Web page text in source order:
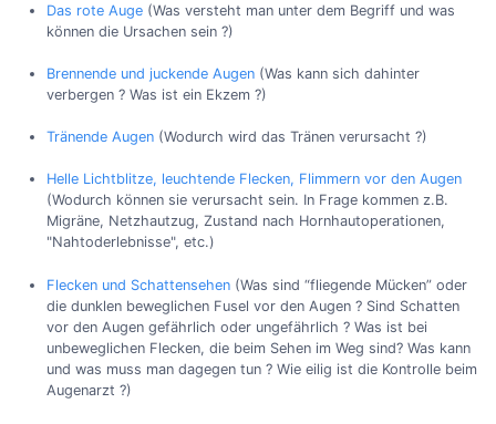
Das rote Auge(Was versteht man unter dem Begriff und was
können die Ursachen sein ?)
Brennende und juckende Augen(Was kann sich dahinter
verbergen ? Was ist ein Ekzem ?)
Tränende Augen(Wodurch wird das Tränen verursacht ?)
Helle Lichtblitze, leuchtende Flecken, Flimmern vor den Augen
(Wodurch können sie verursacht sein. In Frage kommen z.B.
Migräne, Netzhautzug, Zustand nach Hornhautoperationen,
"Nahtoderlebnisse", etc.)
Flecken und Schattensehen(Was sind “fliegende Mücken” oder
die dunklen beweglichen Fusel vor den Augen ? Sind Schatten
vor den Augen gefährlich oder ungefährlich ? Was ist bei
unbeweglichen Flecken, die beim Sehen im Weg sind? Was kann
und was muss man dagegen tun ? Wie eilig ist die Kontrolle beim
Augenarzt ?)